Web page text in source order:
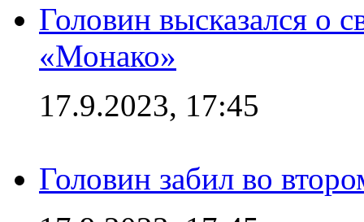
Головин высказался о
«Монако»
17.9.2023, 17:45
Головин забил во